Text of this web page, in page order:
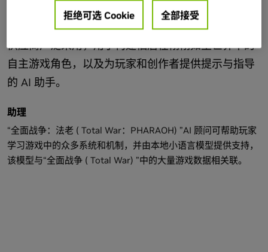
NVIDIA ACE 正被行业领先的游戏开发商和独立软件
供应商广泛采用，用于构建栖居在栩栩如生世界中的
自主游戏角色，以及为玩家和创作者提供提示与指导
的 AI 助手。
助理
“全面战争：法老 ( Total War：PHARAOH) ”AI 顾问可帮助玩家
学习游戏中的众多系统和机制，并由本地小语言模型提供支持，
该模型与“全面战争 ( Total War) ”中的大量游戏数据相关联。
拒绝可选 Cookie 全部接受